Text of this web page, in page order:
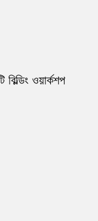
ওয়ার্কশপ